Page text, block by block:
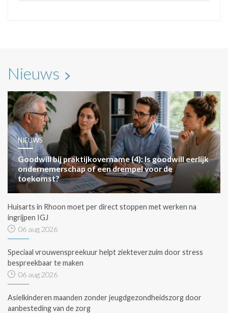
Nieuws
NIEUWS
Goodwill bij praktijkovername (4): Is goodwill eerlijk
ondernemerschap of een drempel voor de
toekomst?
Huisarts in Rhoon moet per direct stoppen met werken na
ingrijpen IGJ
06 aug 2026
Speciaal vrouwenspreekuur helpt ziekteverzuim door stress
bespreekbaar te maken
06 aug 2026
Asielkinderen maanden zonder jeugdgezondheidszorg door
aanbesteding van de zorg